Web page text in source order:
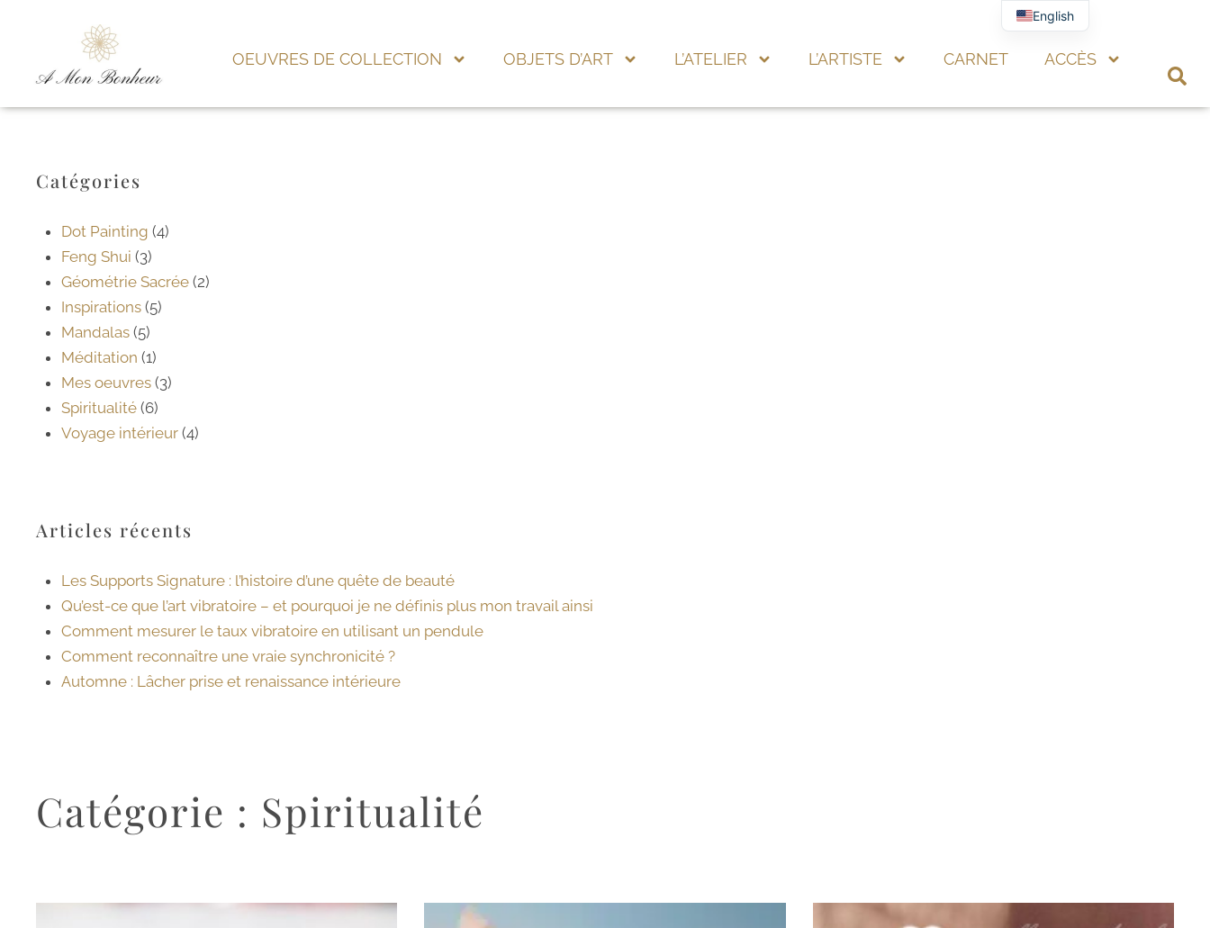
OEUVRES DE COLLECTION OBJETS D’ART L’ATELIER L’ARTISTE CARNET ACCÈS
Catégories
Dot Painting (4)
Feng Shui (3)
Géométrie Sacrée (2)
Inspirations (5)
Mandalas (5)
Méditation (1)
Mes oeuvres (3)
Spiritualité (6)
Voyage intérieur (4)
Articles récents
Les Supports Signature : l’histoire d’une quête de beauté
Qu’est-ce que l’art vibratoire – et pourquoi je ne définis plus mon travail ainsi
Comment mesurer le taux vibratoire en utilisant un pendule
Comment reconnaître une vraie synchronicité ?
Automne : Lâcher prise et renaissance intérieure
Catégorie : Spiritualité
English